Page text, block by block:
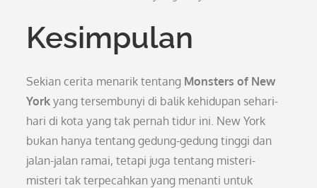
Kesimpulan
Sekian cerita menarik tentang Monsters of New
York yang tersembunyi di balik kehidupan sehari-
hari di kota yang tak pernah tidur ini. New York
bukan hanya tentang gedung-gedung tinggi dan
jalan-jalan ramai, tetapi juga tentang misteri-
misteri tak terpecahkan yang menanti untuk